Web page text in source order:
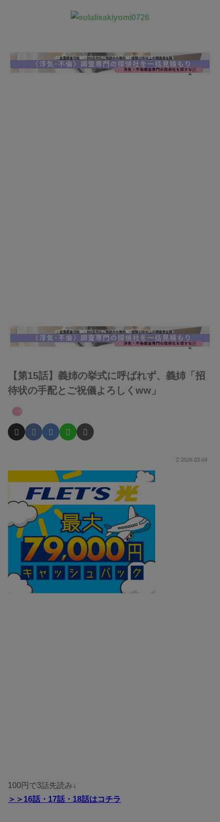
【第15話】義姉の挙式に呼ばれず、義姉「招
待状の手配とご祝儀よろしくww」
スカッとまとめ
2026.03.04
100円で3話先読み↓
＞＞16話・17話・18話はコチラ